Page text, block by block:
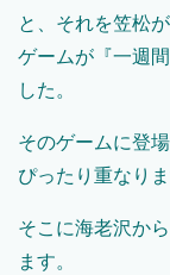
と、それを笠松
ゲームが『一週
した。
そのゲームに登
ぴったり重なりま
そこに海老沢か
ます。